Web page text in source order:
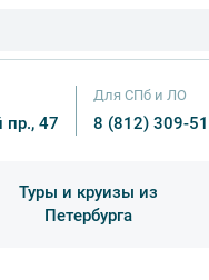
пр., 47
Для СПб и ЛО
8 (812) 309-
Туры и круизы из
Петербурга